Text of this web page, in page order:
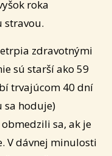
roka
stravou.
zdravotnými
sú starší ako 59
trvajúcom 40 dní
sa hoduje)
sa, ak je
V dávnej minulosti